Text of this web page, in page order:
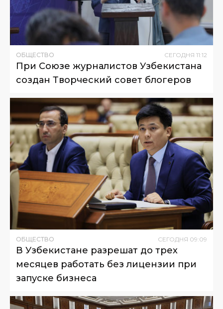
ОБЩЕСТВО СЕГОДНЯ 11:12
При Союзе журналистов Узбекистана
создан Творческий совет блогеров
ОБЩЕСТВО СЕГОДНЯ 09:09
В Узбекистане разрешат до трех
месяцев работать без лицензии при
запуске бизнеса